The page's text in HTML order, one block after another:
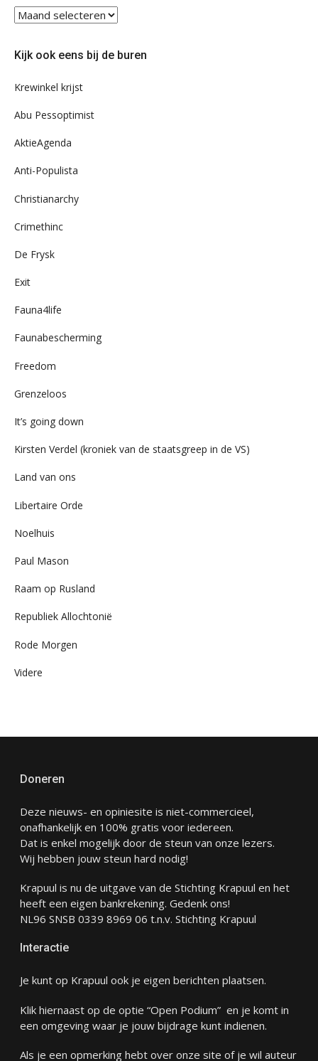
Blader
eens
ons
Kijk ook eens bij de buren
Krewinkel krijst
Abu Pessoptimist
AktieAgenda
Anti-Populista
Christianarchy
Crimethinc
De Frysk
Exit
Fauna4life
Faunabescherming
Freedom
Grenzeloos
It’s going down
Kirsten Verdel (kroniek van de staatsgreep in de VS)
Land van ons
Libertaire Orde
Noelhuis
Paul Mason
Raam op Rusland
Republiek Allochtonië
Rode Morgen
Videre
Doneren
Deze nieuws- en opiniesite is niet-commercieel,
onafhankelijk en 100% gratis voor iedereen.
Dat is enkel mogelijk door de steun van onze lezers.
Wij hebben jouw steun hard nodig!
Krapuul is nu de uitgave van de Stichting Krapuul en het
heeft een eigen bankrekening. Gedenk ons!
NL96 SNSB 0339 8969 06 t.n.v. Stichting Krapuul
Interactie
Je kunt op Krapuul ook je eigen berichten plaatsen.
Klik hiernaast op de optie “Open Podium” en je komt in
een omgeving waar je jouw bijdrage kunt indienen.
Als je een opmerking hebt over onze site of je wil auteur